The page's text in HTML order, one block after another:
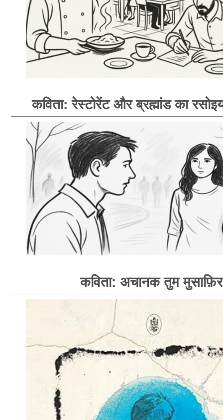
कविता: रेस्टोरेंट और ब्रह्मांड का
कविता: अचानक तुम मुसाफ़िर